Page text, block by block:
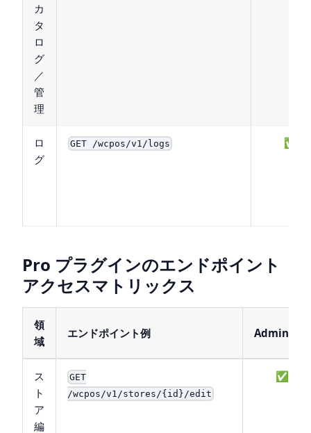
カ
タ
ロ
グ
／
管
理
ロ
グ
GET /wcpos/v1/logs ✅
Pro プラグインのエンドポイント
アクセスマトリックス
領
域
エンドポイント例 Admin
ス
ト
ア
編
GET
/wcpos/v1/stores/{id}/edit
✅